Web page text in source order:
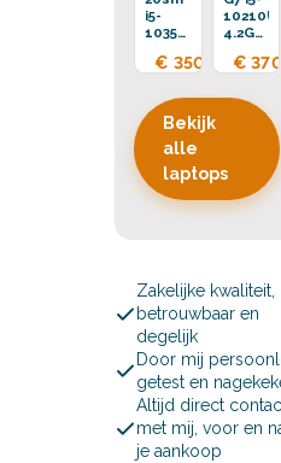
i5-
1035G1
16GB
256GB
SSD
€ 350,00
10210U
4.2GHz
DDR4
SSD
€
Bekijk
alle
laptops
Zakelijke kwaliteit,
betrouwbaar en
degelijk
Door mij
getest en
Altijd direct
met mij, voor en
je aankoop